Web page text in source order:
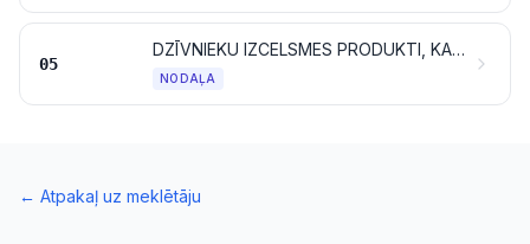
05
DZĪVNIEKU IZCELSMES PRODUKTI, KAS CITUR NAV MINĒTI UN IEKĻAUTI
NODAĻA
← Atpakaļ uz meklētāju